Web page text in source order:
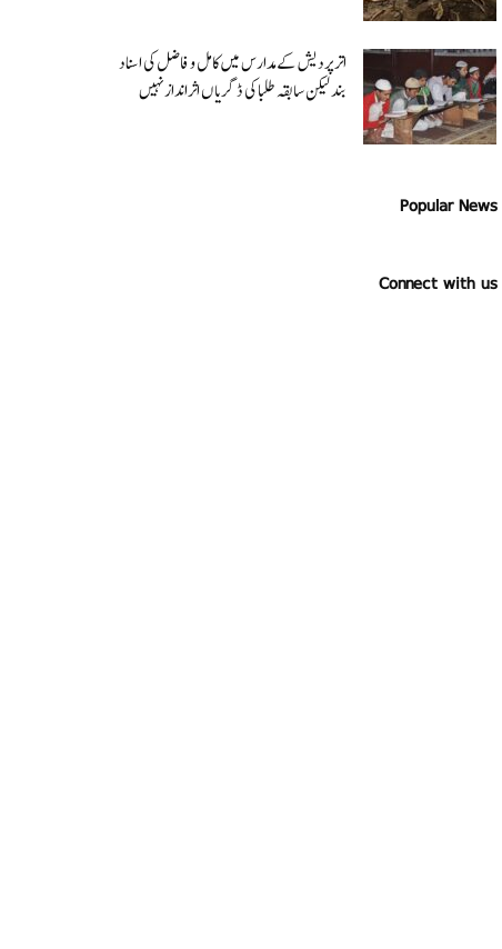
اتر پردیش کےمدارس میں کامل و فاضل کی اسناد
بند لیکن سابقہ طلبا کی ڈگریا ں اثرانداز نہیں
Popular News
Connect with us